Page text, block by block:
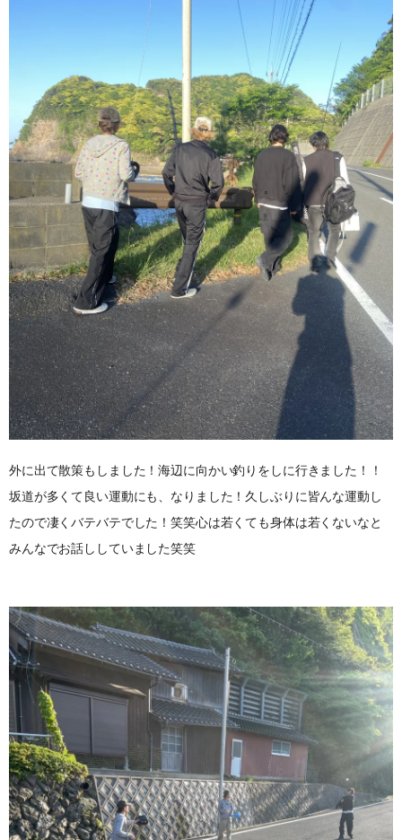
外に出て散策もしました！海辺に向かい釣りをしに行きました！！
坂道が多くて良い運動にも、なりました！久しぶりに皆んな運動し
たので凄くバテバテでした！笑笑心は若くても身体は若くないなと
みんなでお話ししていました笑笑